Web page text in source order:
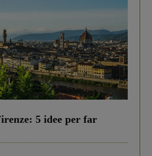
5 idee per far